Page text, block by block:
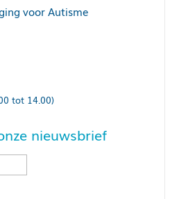
voor Autisme
tot 14.00)
nieuwsbrief